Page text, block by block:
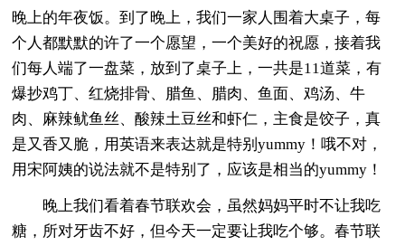
晚上的年夜饭。到了晚上，我们一家人围着大桌子，每
个人都默默的许了一个愿望，一个美好的祝愿，接着我
们每人端了一盘菜，放到了桌子上，一共是11道菜，有
爆抄鸡丁、红烧排骨、腊鱼、腊肉、鱼面、鸡汤、牛
肉、麻辣鱿鱼丝、酸辣土豆丝和虾仁，主食是饺子，真
是又香又脆，用英语来表达就是特别yummy！哦不对，
用宋阿姨的说法就不是特别了，应该是相当的yummy！
晚上我们看着春节联欢会，虽然妈妈平时不让我吃
糖，所对牙齿不好，但今天一定要让我吃个够。春节联